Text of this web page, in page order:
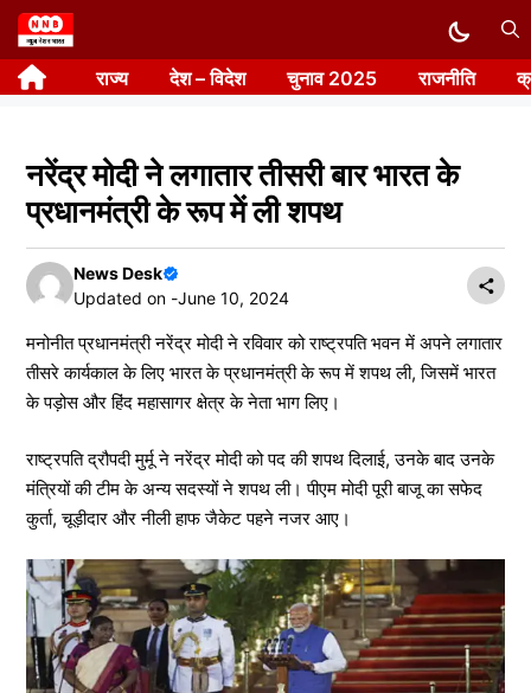
Skip
to
content राज्य देश – विदेश चुनाव 2025 राजनीति
नरेंद्र मोदी ने लगातार तीसरी बार भारत के
प्रधानमंत्री के रूप में ली शपथ
News Desk
Updated on -June 10, 2024
मनोनीत प्रधानमंत्री नरेंद्र मोदी ने रविवार को राष्ट्रपति भवन में अपने लगातार
तीसरे कार्यकाल के लिए भारत के प्रधानमंत्री के रूप में शपथ ली, जिसमें भारत
के पड़ोस और हिंद महासागर क्षेत्र के नेता भाग लिए।
राष्ट्रपति द्रौपदी मुर्मू ने नरेंद्र मोदी को पद की शपथ दिलाई, उनके बाद उनके
मंत्रियों की टीम के अन्य सदस्यों ने शपथ ली। पीएम मोदी पूरी बाजू का सफेद
कुर्ता, चूड़ीदार और नीली हाफ जैकेट पहने नजर आए।